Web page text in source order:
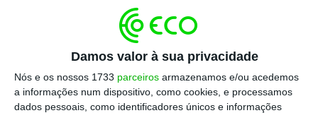
Damos valor à sua privacidade
Nós e os nossos 1733 parceiros armazenamos e/ou acedemos
a informações num dispositivo, como cookies, e processamos
dados pessoais, como identificadores únicos e informações
direitos dos cidadãos e salvaguardar o
interesse público.Os arquitetos classificam
como positiva a intenção do Governo em
modificar algumas dimensões da simplificação
dos licenciamentos no âmbito do urbanismo e